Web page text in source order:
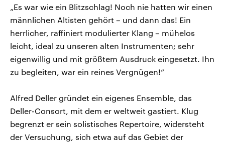
„Es war wie ein Blitzschlag! Noch nie hatten wir einen
männlichen Altisten gehört – und dann das! Ein
herrlicher, raffiniert modulierter Klang – mühelos
leicht, ideal zu unseren alten Instrumenten; sehr
eigenwillig und mit größtem Ausdruck eingesetzt. Ihn
zu begleiten, war ein reines Vergnügen!“
Alfred Deller gründet ein eigenes Ensemble, das
Deller-Consort, mit dem er weltweit gastiert. Klug
begrenzt er sein solistisches Repertoire, widersteht
der Versuchung, sich etwa auf das Gebiet der